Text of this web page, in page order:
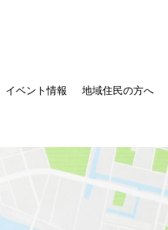
イベント情報 地域住民の方へ